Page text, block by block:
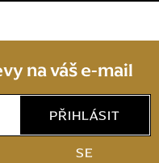
na váš e-mail
PŘIHLÁSIT
SE